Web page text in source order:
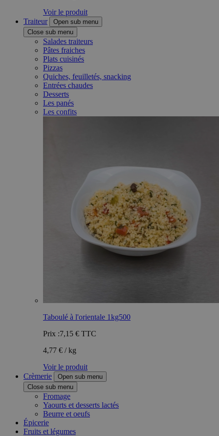
Voir le produit
Traiteur
Open sub menu
Close sub menu
Salades traiteurs
Pâtes fraiches
Plats cuisinés
Pizzas
Quiches, feuilletés, snacking
Entrées chaudes
Desserts
Les panés
Les confits
Taboulé à l'orientale 1kg500
Prix :7,15 € TTC
4,77 € / kg
Voir le produit
Crèmerie
Open sub menu
Close sub menu
Fromage
Yaourts et desserts lactés
Beurre et oeufs
Épicerie
Fruits et légumes